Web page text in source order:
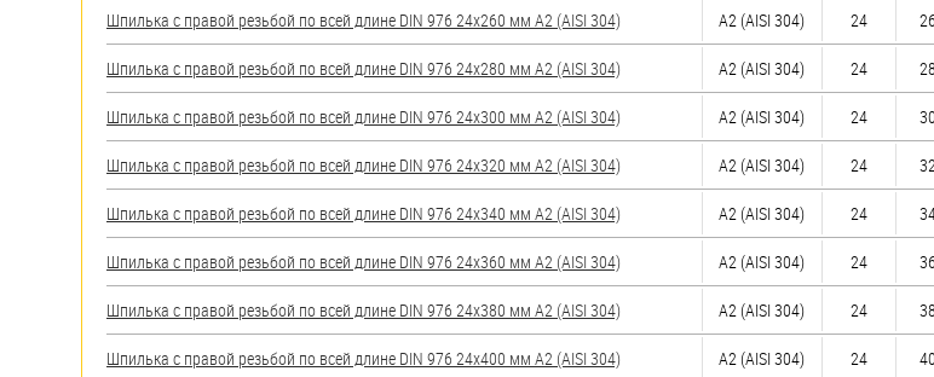
Шпилька с правой резьбой по всей длине DIN 976 24х260 мм А2 (AISI 304) А2 (AISI 304) 24
Шпилька с правой резьбой по всей длине DIN 976 24х280 мм А2 (AISI 304) А2 (AISI 304) 24
Шпилька с правой резьбой по всей длине DIN 976 24х300 мм А2 (AISI 304) А2 (AISI 304) 24
Шпилька с правой резьбой по всей длине DIN 976 24х320 мм А2 (AISI 304) А2 (AISI 304) 24
Шпилька с правой резьбой по всей длине DIN 976 24х340 мм А2 (AISI 304) А2 (AISI 304) 24
Шпилька с правой резьбой по всей длине DIN 976 24х360 мм А2 (AISI 304) А2 (AISI 304) 24
Шпилька с правой резьбой по всей длине DIN 976 24х380 мм А2 (AISI 304) А2 (AISI 304) 24
Шпилька с правой резьбой по всей длине DIN 976 24х400 мм А2 (AISI 304) А2 (AISI 304) 24